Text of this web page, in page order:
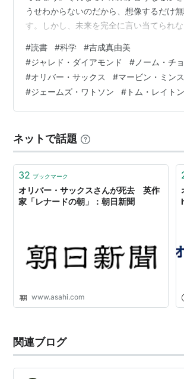
うせわからないのだから、想像するだけ
す。しかし、未来を完全に言い当てられ
が進んでいく方向性は予想できそうです。
動の激しさを見ると、自然災害が今よりも
だということを多くの人が予感しているの
ょうか。それなら、自然災害への備えが、
類には重要となり、これまで以上に防災
に…
#読書 #科学 #吉成真由美
#ジャレド・ダイアモンド # ノーム・チ
#オリバー・サックス #マービン・ミン
#ジェームズ・ワトソン # トム・レイトン
ネットで話題
32 ブックマーク
オリバー・サックスさんが死去 英作
家「レナードの朝」：朝日新聞
www.asahi.com
関連ブログ